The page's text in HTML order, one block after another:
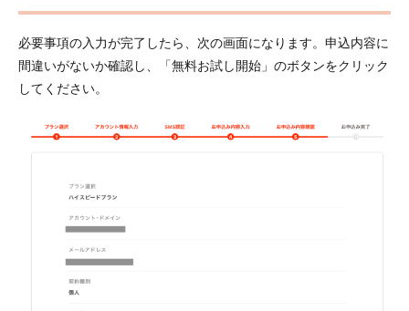
必要事項の入力が完了したら、次の画面になります。申込内容に
間違いがないか確認し、「無料お試し開始」のボタンをクリック
してください。